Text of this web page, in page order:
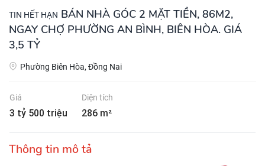
TIN HẾT HẠN BÁN NHÀ GÓC 2 MẶT TIỀN, 86M2,
NGAY CHỢ PHƯỜNG AN BÌNH, BIÊN HÒA. GIÁ
3,5 TỶ
Phường Biên Hòa, Đồng Nai
Giá
3 tỷ 500 triệu
Diện tích
286 m²
Thông tin mô tả